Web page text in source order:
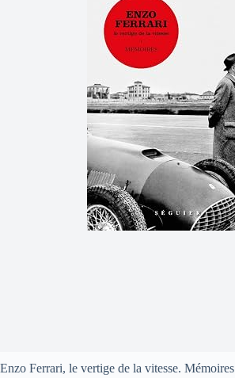
Enzo Ferrari, le vertige de la vitesse. Mémoires